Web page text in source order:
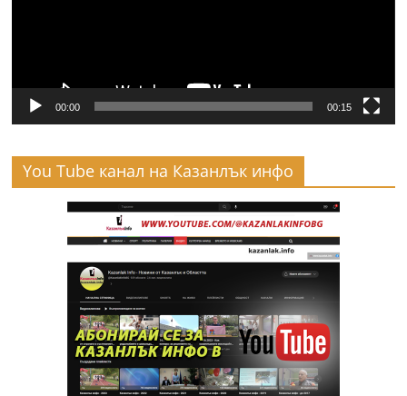
00:00 00:15
You Tube канал на Казанлък инфо